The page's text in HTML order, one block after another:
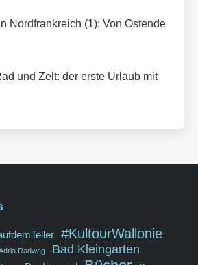
Nordfrankreich (1): Von Ostende
und Zelt: der erste Urlaub mit
#KultourWallonie
Radweg Bad Kleingarten